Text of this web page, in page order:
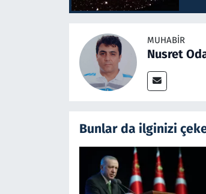
MUHABIR
Nusret
Bunlar da ilginizi